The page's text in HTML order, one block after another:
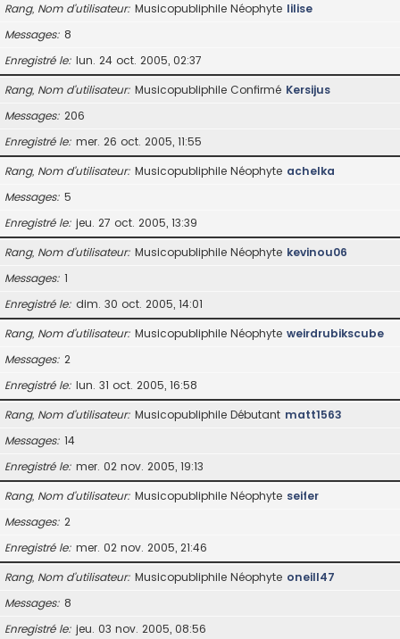
Rang, Nom d’utilisateur Musicopubliphile Néophyte lilise
Messages 8
Enregistré le lun. 24 oct. 2005, 02:37
Rang, Nom d’utilisateur Musicopubliphile Confirmé Kersijus
Messages 206
Enregistré le mer. 26 oct. 2005, 11:55
Rang, Nom d’utilisateur Musicopubliphile Néophyte achelka
Messages 5
Enregistré le jeu. 27 oct. 2005, 13:39
Rang, Nom d’utilisateur Musicopubliphile Néophyte kevinou06
Messages 1
Enregistré le dim. 30 oct. 2005, 14:01
Rang, Nom d’utilisateur Musicopubliphile Néophyte weirdrubikscube
Messages 2
Enregistré le lun. 31 oct. 2005, 16:58
Rang, Nom d’utilisateur Musicopubliphile Débutant matt1563
Messages 14
Enregistré le mer. 02 nov. 2005, 19:13
Rang, Nom d’utilisateur Musicopubliphile Néophyte seifer
Messages 2
Enregistré le mer. 02 nov. 2005, 21:46
Rang, Nom d’utilisateur Musicopubliphile Néophyte oneill47
Messages 8
Enregistré le jeu. 03 nov. 2005, 08:56